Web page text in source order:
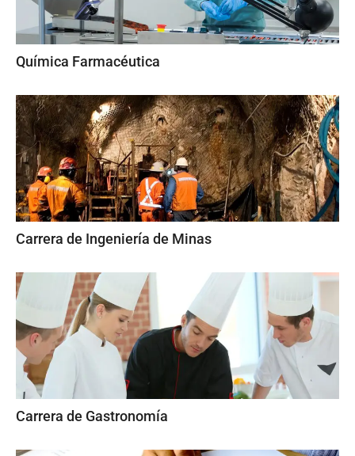
Química Farmacéutica
Carrera de Ingeniería de Minas
Carrera de Gastronomía